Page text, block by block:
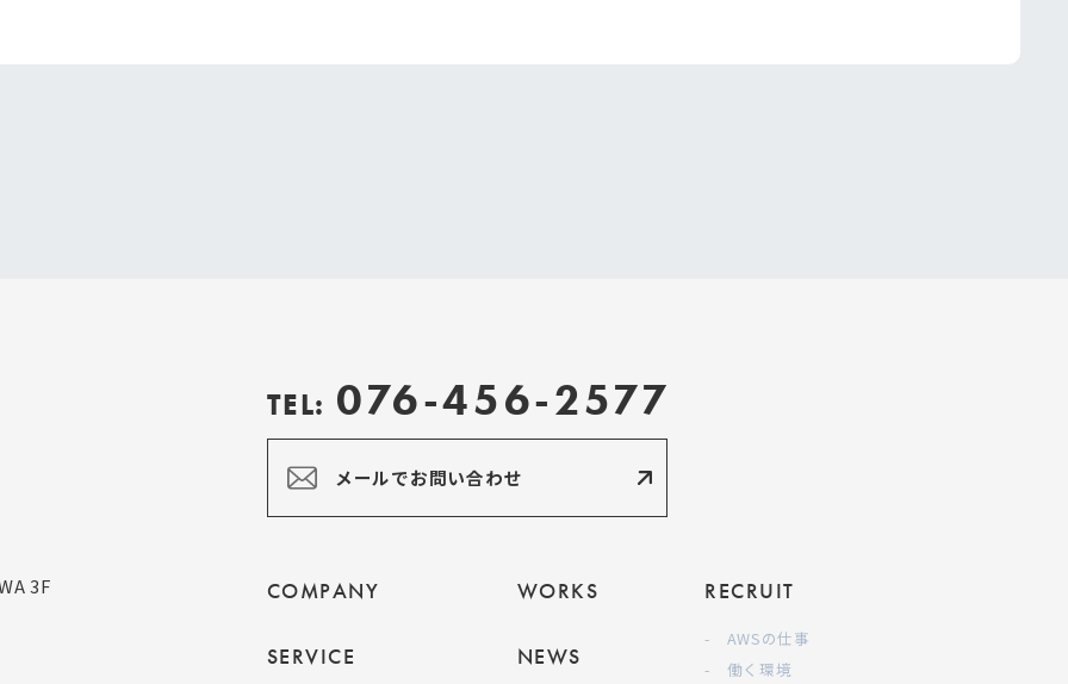
3F
TEL: 076-456-2577
メールでお問い合わせ
COMPANY
SERVICE
WORKS
NEWS
RECRUIT
- AWSの仕事
- 働く環境